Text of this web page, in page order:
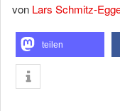
von Lars Schmitz-
teilen